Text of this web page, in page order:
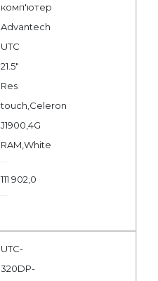
комп'ютер
Advantech
UTC
21.5"
Res
touch,Celeron
J1900,4G
RAM,White
111 902,0
UTC-
320DP-